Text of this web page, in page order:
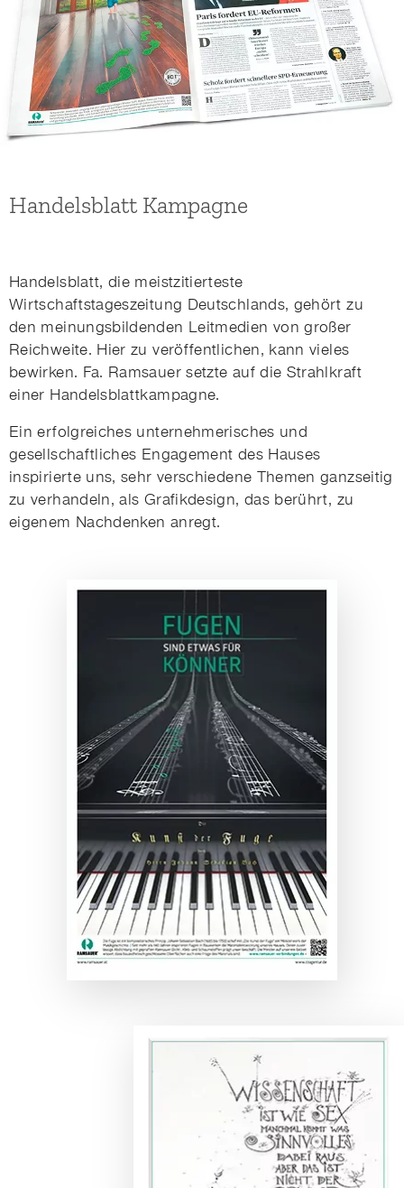
Handelsblatt Kampagne
Handelsblatt, die meistzitierteste
Wirtschaftstageszeitung Deutschlands, gehört zu
den meinungsbildenden Leitmedien von großer
Reichweite. Hier zu veröffentlichen, kann vieles
bewirken. Fa. Ramsauer setzte auf die Strahlkraft
einer Handelsblattkampagne.
Ein erfolgreiches unternehmerisches und
gesellschaftliches Engagement des Hauses
inspirierte uns, sehr verschiedene Themen ganzseitig
zu verhandeln, als Grafikdesign, das berührt, zu
eigenem Nachdenken anregt.